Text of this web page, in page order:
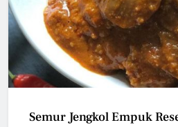
Semur Jengkol Empuk